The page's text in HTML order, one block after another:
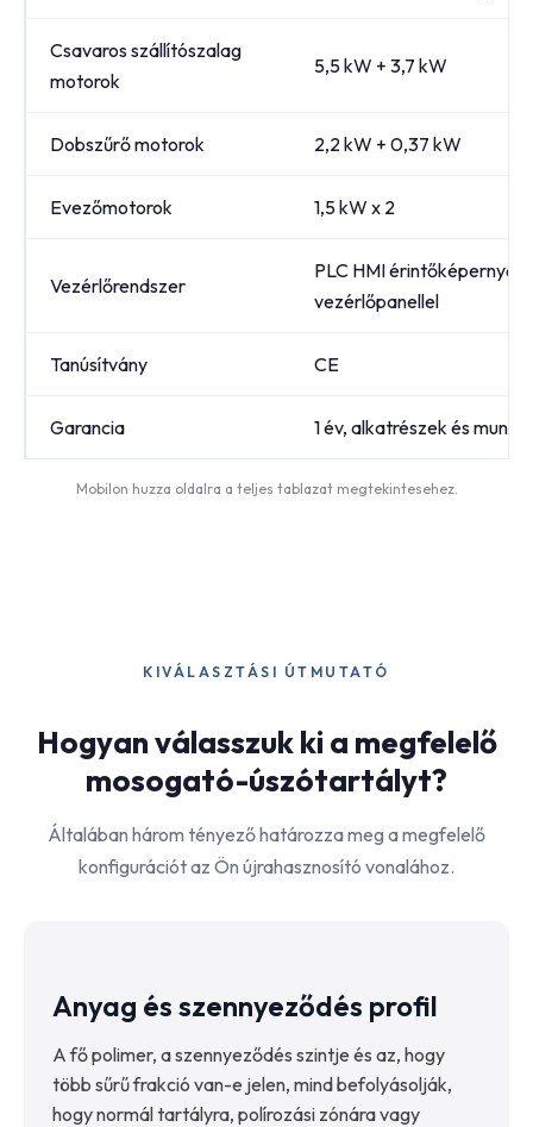
Csavaros szállítószalag
motorok
5,5 kW + 3,7 kW
Dobszűrő motorok 2,2 kW + 0,37 kW
Evezőmotorok 1,5 kW x 2
Vezérlőrendszer
PLC HMI
vezérlőpanellel
Tanúsítvány CE
Garancia 1 év, alkatrészek és
Mobilon huzza oldalra a teljes tablazat megtekintesehez.
KIVÁLASZTÁSI ÚTMUTATÓ
Hogyan válasszuk ki a megfelelő
mosogató-úszótartályt?
Általában három tényező határozza meg a megfelelő
konfigurációt az Ön újrahasznosító vonalához.
Anyag és szennyeződés profil
A fő polimer, a szennyeződés szintje és az, hogy
több sűrű frakció van-e jelen, mind befolyásolják,
hogy normál tartályra, polírozási zónára vagy